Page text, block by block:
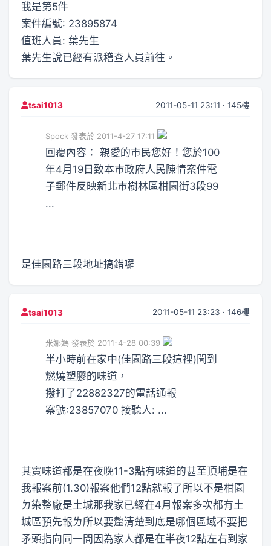
我是第5件
案件編號: 23895874
值班人員: 葉先生
葉先生說已經有派稽查人員前往。
tsai1013 2011-05-11 23:11 · 145樓
Spock 發表於 2011-4-27 17:11
回覆內容： 親愛的市民您好！您於100
年4月19日致本市政府人民陳情案件電
子郵件反映新北市樹林區柑園街3段99
...
是佳園路三段地址搞錯囉
tsai1013 2011-05-11 23:23 · 146樓
米娜媽 發表於 2011-4-28 00:39
半小時前在家中(佳園路三段這裡)聞到
燃燒塑膠的味道，
撥打了22882327的電話通報
案號:23857070 接聽人: ...
其實味道都是在夜晚11-3點有味道的甚至頂埔是在
我報案前(1.30)報案他們12點就報了所以不是柑園
ㄉ染整廠是土城那我家已經在4月報案多次都有土
城區預先報ㄌ所以要釐清楚到底是哪個區域不要把
矛頭指向同一間因為家人都是在半夜12點左右到家